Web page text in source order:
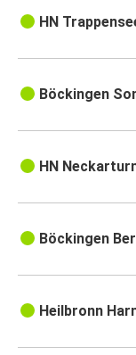
HN
Böckingen
HN
Böckingen
Heilbronn